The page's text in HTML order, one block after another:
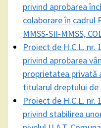
privind aprobarea
colaborare în cadrul
MMSS-SII-MMSS,
Proiect de H.C.L. nr.
privind aprobarea
proprietatea privată
titularul dreptului de
Proiect de H.C.L. nr.
privind stabilirea